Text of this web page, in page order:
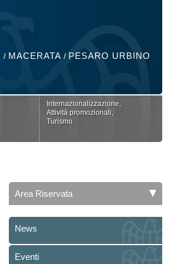
/ MACERATA / PESARO URBINO
Internazionalizzazione,
Attività promozionali,
Turismo
Area Riservata
News
Eventi